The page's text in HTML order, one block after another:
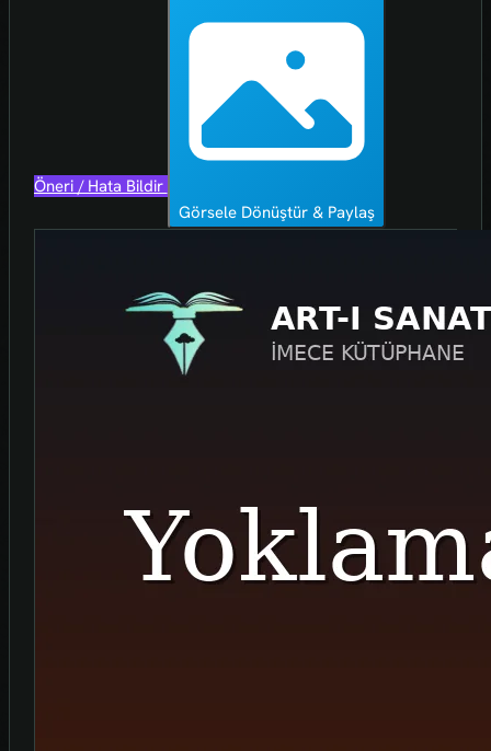
Öneri / Hata Bildir
Görsele Dönüştür & Paylaş